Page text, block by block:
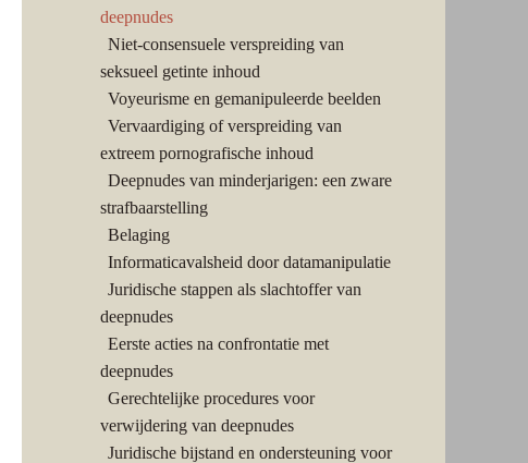
deepnudes
Niet-consensuele verspreiding van
seksueel getinte inhoud
Voyeurisme en gemanipuleerde beelden
Vervaardiging of verspreiding van
extreem pornografische inhoud
Deepnudes van minderjarigen: een zware
strafbaarstelling
Belaging
Informaticavalsheid door datamanipulatie
Juridische stappen als slachtoffer van
deepnudes
Eerste acties na confrontatie met
deepnudes
Gerechtelijke procedures voor
verwijdering van deepnudes
Juridische bijstand en ondersteuning voor